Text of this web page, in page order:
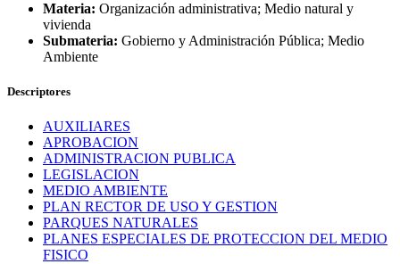
Materia: Organización administrativa; Medio natural y
vivienda
Submateria: Gobierno y Administración Pública; Medio
Ambiente
Descriptores
AUXILIARES
APROBACION
ADMINISTRACION PUBLICA
LEGISLACION
MEDIO AMBIENTE
PLAN RECTOR DE USO Y GESTION
PARQUES NATURALES
PLANES ESPECIALES DE PROTECCION DEL MEDIO
FISICO